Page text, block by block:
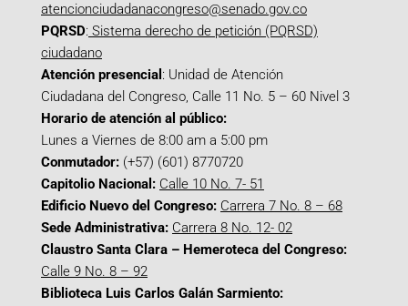
atencionciudadanacongreso@senado.gov.co
PQRSD: Sistema derecho de petición (PQRSD)
ciudadano
Atención presencial : Unidad de Atención
Ciudadana del Congreso, Calle 11 No. 5 – 60 Nivel 3
Horario de atención al público:
Lunes a Viernes de 8:00 am a 5:00 pm
Conmutador: (+57) (601) 8770720
Capitolio Nacional: Calle 10 No. 7- 51
Edificio Nuevo del Congreso: Carrera 7 No. 8 – 68
Sede Administrativa: Carrera 8 No. 12- 02
Claustro Santa Clara – Hemeroteca del Congreso:
Calle 9 No. 8 – 92
Biblioteca Luis Carlos Galán Sarmiento: